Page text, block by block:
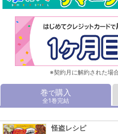
※契約月に解約された場
巻で購入
全1巻完結
怪盗レシピ